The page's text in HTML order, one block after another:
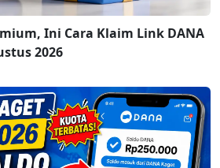
Ini Cara Klaim Link DANA
2026